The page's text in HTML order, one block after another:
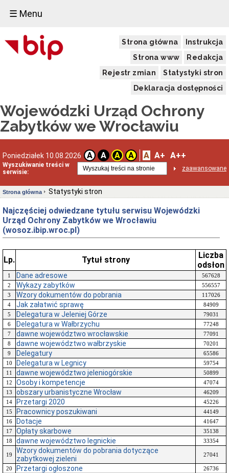
☰ Menu
Strona główna
Instrukcja
Strona www
Redakcja
Rejestr zmian
Statystyki stron
Deklaracja dostępności
Wojewódzki Urząd Ochrony
Zabytków we Wrocławiu
Poniedziałek 10.08.2026 A A A A A A+ A++
Wyszukiwanie treści w
serwisie:
zaawansowane
Strona główna Statystyki stron
Najczęściej odwiedzane tytułu serwisu Wojewódzki
Urząd Ochrony Zabytków we Wrocławiu
(wosoz.ibip.wroc.pl)
Lp. Tytuł strony
Liczba
odsłon
1 Dane adresowe
567628
2
Wykazy zabytków
556557
3
Wzory dokumentów do pobrania
117026
4
Jak załatwić sprawę
84909
5
Delegatura w Jeleniej Górze
79031
6
Delegatura w Wałbrzychu
77248
7
dawne województwo wrocławskie
77091
8
dawne województwo wałbrzyskie
70201
9
Delegatury
65586
10
Delegatura w Legnicy
59754
11
dawne województwo jeleniogórskie
50899
12
Osoby i kompetencje
47074
13
obszary urbanistyczne Wrocław
46209
14
Przetargi 2020
45226
15
Pracownicy poszukiwani
44149
16
Dotacje
41647
17
Opłaty skarbowe
35138
18
dawne województwo legnickie 33354
19
Wzory dokumentów do pobrania dotyczące
zabytkowej zieleni
27041
20 Przetargi ogłoszone
26736